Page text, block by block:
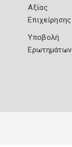
Αξίας
Επιχείρησης
Υποβολή
Ερωτημάτων